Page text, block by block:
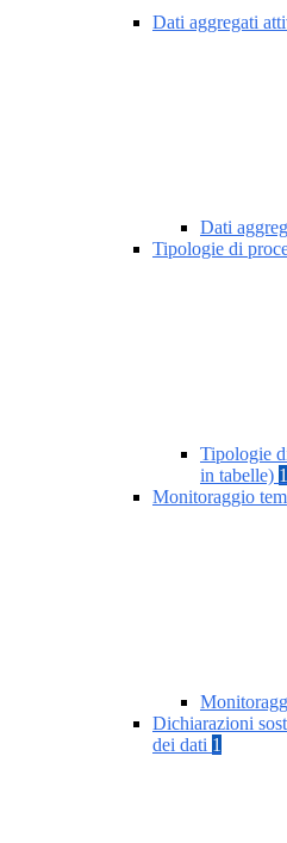
Dati aggregati
Dati
Tipologie di
Tipologie
in tabelle) 1
Monitoraggio
Dichiarazioni
dei dati 1